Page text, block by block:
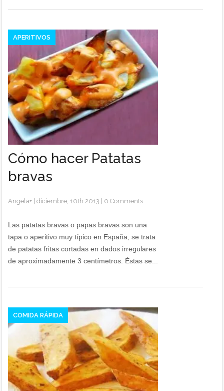
APERITIVOS
Cómo hacer Patatas
bravas
Angela+ |diciembre, 10th 2013 0 Comments
Las patatas bravas o papas bravas son una
tapa o aperitivo muy típico en España, se trata
de patatas fritas cortadas en dados irregulares
de aproximadamente 3 centímetros. Éstas se...
COMIDA RÁPIDA